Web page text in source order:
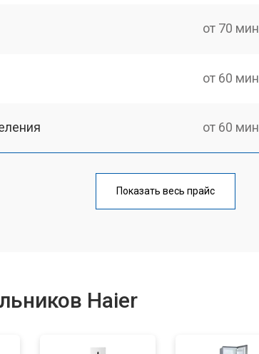
от 70 мин
от 60 мин
от 60 мин
от 50 мин
Показать весь прайс
Haier